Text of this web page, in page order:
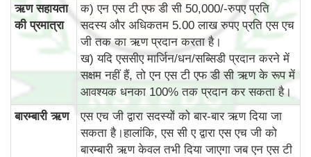
ऋण सहायता
की प्रमात्रा
क) एन एस टी एफ डी सी 50,000/-रुपए प्रति
सदस्य और अधिकतम 5.00 लाख रुपए प्रति एस एच
जी तक का ऋण प्रदान करता है।
ख) यदि एससीए मार्जिन/धन/सब्सिडी प्रदान करने में
सक्षम नहीं हैं, तो एन एस टी एफ डी सी ऋण के रूप में
आवश्यक धनका 100% तक प्रदान कर सकता है।
बारम्‍बारी ऋण
एस एच जी द्वारा सदस्यों को बार-बार ऋण दिया जा
सकता है।हालांकि, एस सी ए द्वारा एस एच जी को
बारम्‍बारी ऋण केवल तभी दिया जाएगा जब एन एस टी